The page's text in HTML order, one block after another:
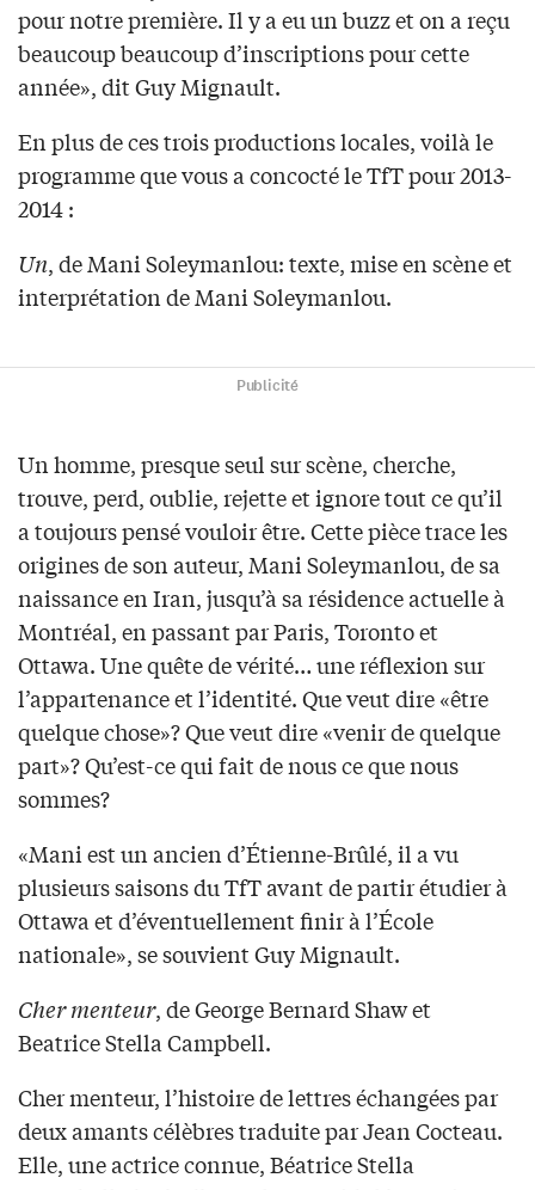
pour notre première. Il y a eu un buzz et on a reçu
beaucoup beaucoup d’inscriptions pour cette
année», dit Guy Mignault.
En plus de ces trois productions locales, voilà le
programme que vous a concocté le TfT pour 2013-
2014 :
Un, de Mani Soleymanlou: texte, mise en scène et
interprétation de Mani Soleymanlou.
Publicité
Un homme, presque seul sur scène, cherche,
trouve, perd, oublie, rejette et ignore tout ce qu’il
a toujours pensé vouloir être. Cette pièce trace les
origines de son auteur, Mani Soleymanlou, de sa
naissance en Iran, jusqu’à sa résidence actuelle à
Montréal, en passant par Paris, Toronto et
Ottawa. Une quête de vérité… une réflexion sur
l’appartenance et l’identité. Que veut dire «être
quelque chose»? Que veut dire «venir de quelque
part»? Qu’est-ce qui fait de nous ce que nous
sommes?
«Mani est un ancien d’Étienne-Brûlé, il a vu
plusieurs saisons du TfT avant de partir étudier à
Ottawa et d’éventuellement finir à l’École
nationale», se souvient Guy Mignault.
Cher menteur, de George Bernard Shaw et
Beatrice Stella Campbell.
Cher menteur, l’histoire de lettres échangées par
deux amants célèbres traduite par Jean Cocteau.
Elle, une actrice connue, Béatrice Stella